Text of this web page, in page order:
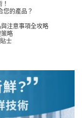
您的產品？
注意事項全攻略
略
士